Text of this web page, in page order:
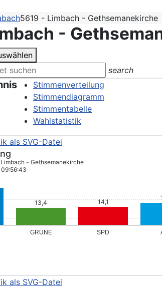
5619 - Limbach - Gethsemanekirche
-
search
Stimmenverteilung
Stimmendiagramm
Stimmentabelle
Wahlstatistik
- Gethsemanekirche